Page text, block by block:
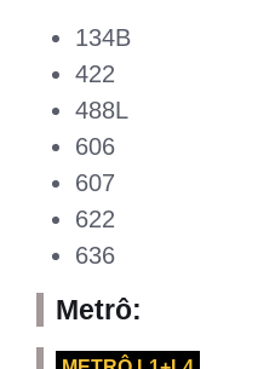
134B
422
488L
606
607
622
636
Metrô: